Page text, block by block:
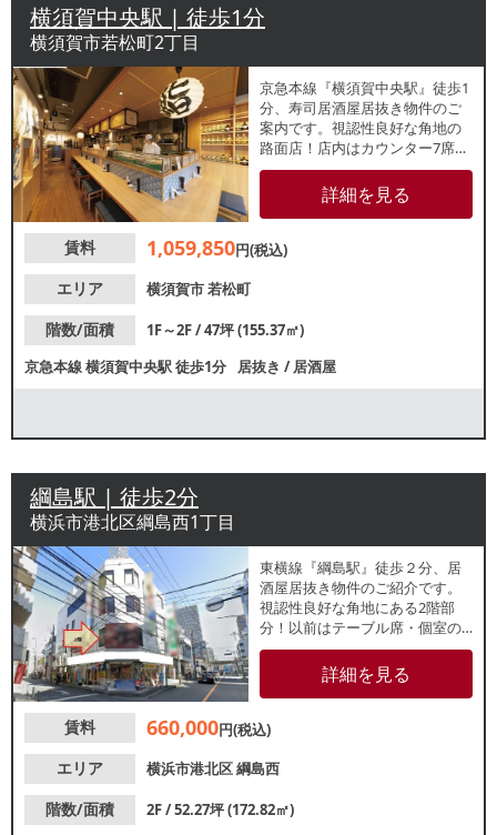
横須賀中央駅 | 徒歩1分
横須賀市若松町2丁目
京急本線『横須賀中央駅』徒歩1
分、寿司居酒屋居抜き物件のご
案内です。視認性良好な角地の
路面店！店内はカウンター7席、
テーブル55席、お座敷20席のレ
イアウトです。諸条件等、お気
軽にお問合せください。
詳細を見る
賃料 1,059,850円(税込)
エリア
横須賀市若松町
階数/面積
1F～2F / 47坪 (155.37㎡)
京急本線横須賀中央駅徒歩1分 居抜き /居酒屋
綱島駅 | 徒歩2分
横浜市港北区綱島西1丁目
東横線『綱島駅』徒歩２分、居
酒屋居抜き物件のご紹介です。
視認性良好な角地にある2階部
分！以前はテーブル席・個室の
ある全80席のレイアウトで使用
されていました。詳細、ご不明
点等はお気軽にレスタンダード
詳細を見る
賃料 660,000円(税込)
エリア
横浜市港北区綱島西
階数/面積 2F / 52.27坪 (172.82㎡)